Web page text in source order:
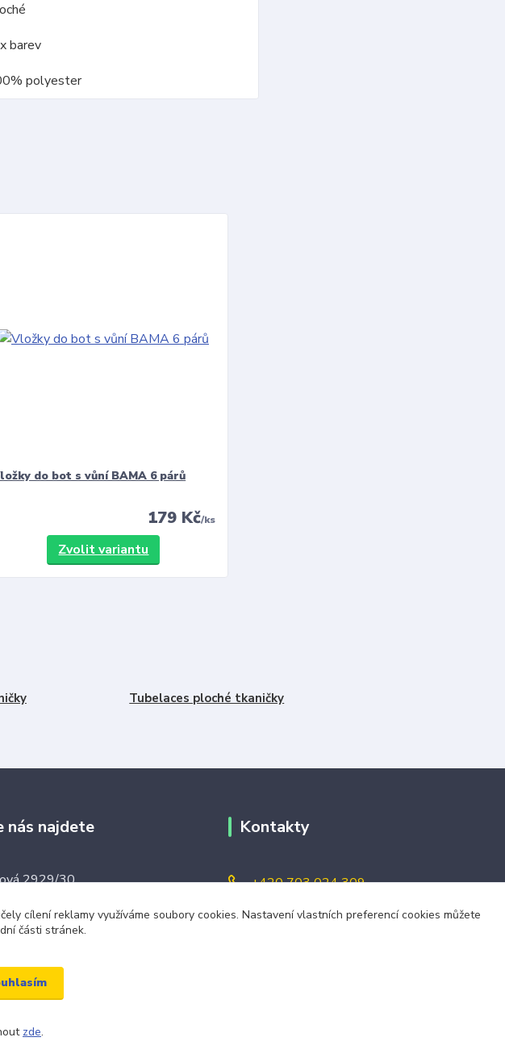
barev
polyester
do bot s vůní BAMA 6 párů
179 Kč/ks
Zvolit variantu
Tubelaces ploché tkaničky
nás najdete
2929/30
adrese není prodejna ani výdejní
Kontakty
+420 703 024 309
objednavky@zavazuj.cz
cílení reklamy využíváme soubory cookies. Nastavení vlastních preferencí cookies můžete
části stránek.
zde.